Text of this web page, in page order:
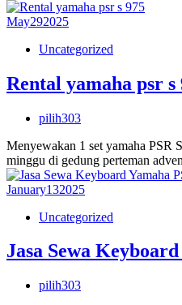
May292025
Uncategorized
Rental yamaha psr s
pilih303
Menyewakan 1 set yamaha PSR
minggu di gedung perteman
January132025
Uncategorized
Jasa Sewa
pilih303